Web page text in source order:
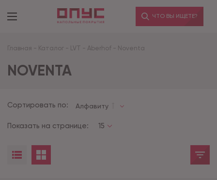
ЧТО ВЫ ИЩЕТЕ?
Главная - Каталог - LVT - Aberhof - Noventa
NOVENTA
Сортировать по: Алфавиту
Показать на странице: 15